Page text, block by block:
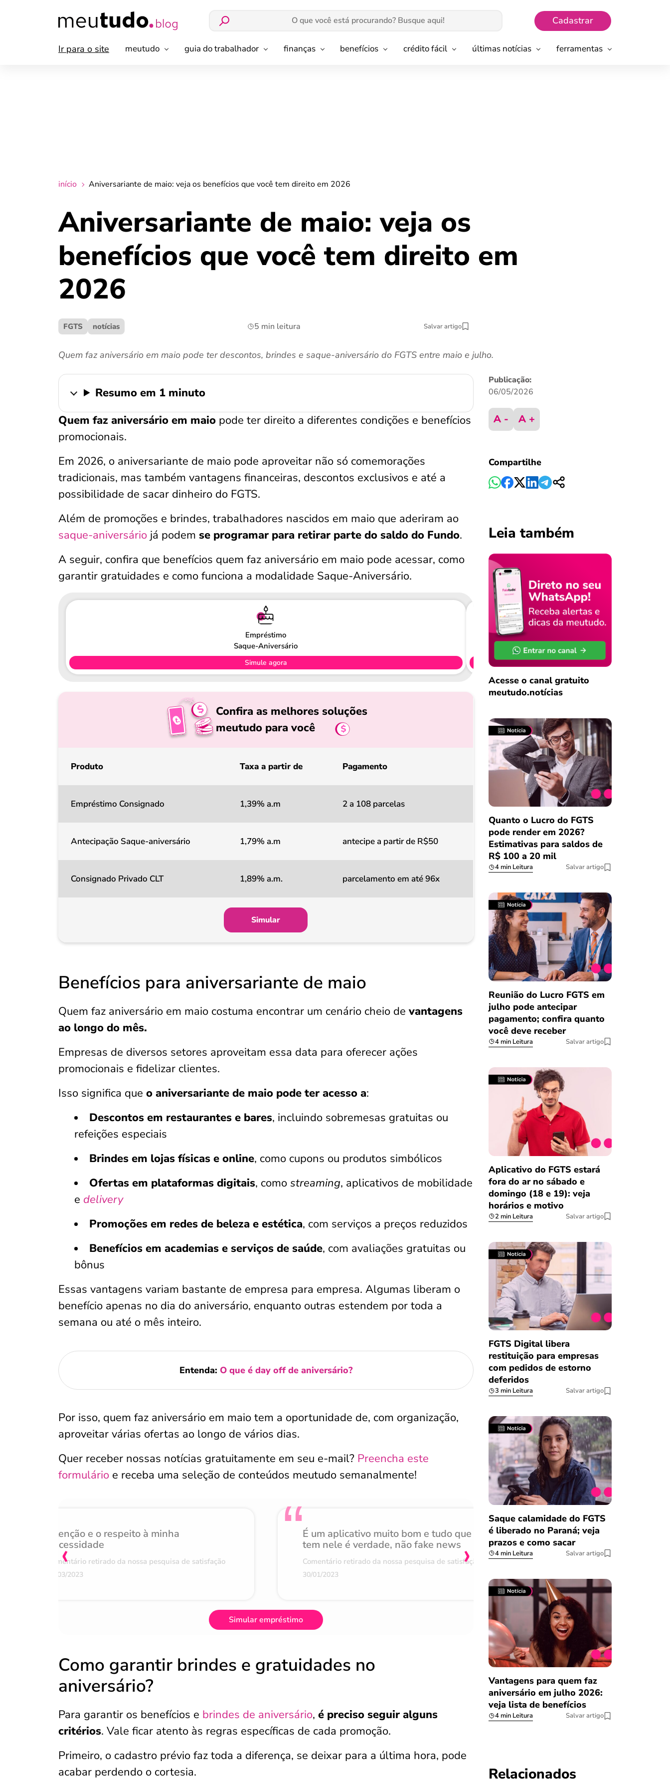
Cadastrar
Ir para o site meutudo guia do trabalhador finanças benefícios crédito fácil últimas notícias ferramentas
início Aniversariante de maio: veja os benefícios que você tem direito em 2026
Aniversariante de maio: veja os
benefícios que você tem direito em
2026
FGTS notícias 5 min leitura Salvar artigo
Quem faz aniversário em maio pode ter descontos, brindes e saque-aniversário do FGTS entre maio e julho.
Resumo em 1 minuto
Quem faz aniversário em maio pode ter direito a diferentes condições e benefícios
promocionais.
Em 2026, o aniversariante de maio pode aproveitar não só comemorações
tradicionais, mas também vantagens financeiras, descontos exclusivos e até a
possibilidade de sacar dinheiro do FGTS.
Além de promoções e brindes, trabalhadores nascidos em maio que aderiram ao
saque-aniversário já podem se programar para retirar parte do saldo do Fundo.
A seguir, confira que benefícios quem faz aniversário em maio pode acessar, como
garantir gratuidades e como funciona a modalidade Saque-Aniversário.
Empréstimo
Saque-Aniversário
Simule agora
Confira as melhores soluções
meutudo para você
Produto Taxa a partir de Pagamento
Empréstimo Consignado 1,39% a.m 2 a 108 parcelas
Antecipação Saque-aniversário 1,79% a.m antecipe a partir de R$50
Consignado Privado CLT 1,89% a.m. parcelamento em até 96x
Simular
Benefícios para aniversariante de maio
Quem faz aniversário em maio costuma encontrar um cenário cheio de vantagens
ao longo do mês.
Empresas de diversos setores aproveitam essa data para oferecer ações
promocionais e fidelizar clientes.
Isso significa que o aniversariante de maio pode ter acesso a:
Descontos em restaurantes e bares, incluindo sobremesas gratuitas ou
refeições especiais
Brindes em lojas físicas e online, como cupons ou produtos simbólicos
Ofertas em plataformas digitais, como streaming, aplicativos de mobilidade
e delivery
Promoções em redes de beleza e estética, com serviços a preços reduzidos
Benefícios em academias e serviços de saúde, com avaliações gratuitas ou
bônus
Essas vantagens variam bastante de empresa para empresa. Algumas liberam o
benefício apenas no dia do aniversário, enquanto outras estendem por toda a
semana ou até o mês inteiro.
Entenda: O que é day off de aniversário?
Por isso, quem faz aniversário em maio tem a oportunidade de, com organização,
aproveitar várias ofertas ao longo de vários dias.
Quer receber nossas notícias gratuitamente em seu e-mail? Preencha este
formulário e receba uma seleção de conteúdos meutudo semanalmente!
Atenção e o respeito à minha
necessidade
Comentário retirado da nossa pesquisa de satisfação
07/03/2023
É um aplicativo muito bom e tudo que
tem nele é verdade, não fake news
Comentário retirado da nossa pesquisa de satisfação
30/01/2023
Achei muito rápido,
burocracia
‹ ›
Simular empréstimo
Como garantir brindes e gratuidades no
aniversário?
Para garantir os benefícios e brindes de aniversário, é preciso seguir alguns
critérios. Vale ficar atento às regras específicas de cada promoção.
Primeiro, o cadastro prévio faz toda a diferença, se deixar para a última hora, pode
acabar perdendo o cortesia.
Publicação:
06/05/2026
A - A +
Compartilhe
Leia também
Acesse o canal gratuito
meutudo.notícias
Quanto o Lucro do FGTS
pode render em 2026?
Estimativas para saldos de
R$ 100 a 20 mil
4 min Leitura Salvar artigo
Reunião do Lucro FGTS em
julho pode antecipar
pagamento; confira quanto
você deve receber
4 min Leitura Salvar artigo
Aplicativo do FGTS estará
fora do ar no sábado e
domingo (18 e 19): veja
horários e motivo
2 min Leitura Salvar artigo
FGTS Digital libera
restituição para empresas
com pedidos de estorno
deferidos
3 min Leitura Salvar artigo
Saque calamidade do FGTS
é liberado no Paraná; veja
prazos e como sacar
4 min Leitura Salvar artigo
Vantagens para quem faz
aniversário em julho 2026:
veja lista de benefícios
4 min Leitura Salvar artigo
Relacionados